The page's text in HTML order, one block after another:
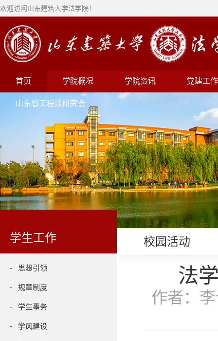
欢迎访问山东建筑大学法学院！
首页 学院概况 学院资讯 党建工作
山东省工程法研究会
学生工作
- 思想引领
- 规章制度
- 学生事务
- 学风建设
校园活动
法
作者：